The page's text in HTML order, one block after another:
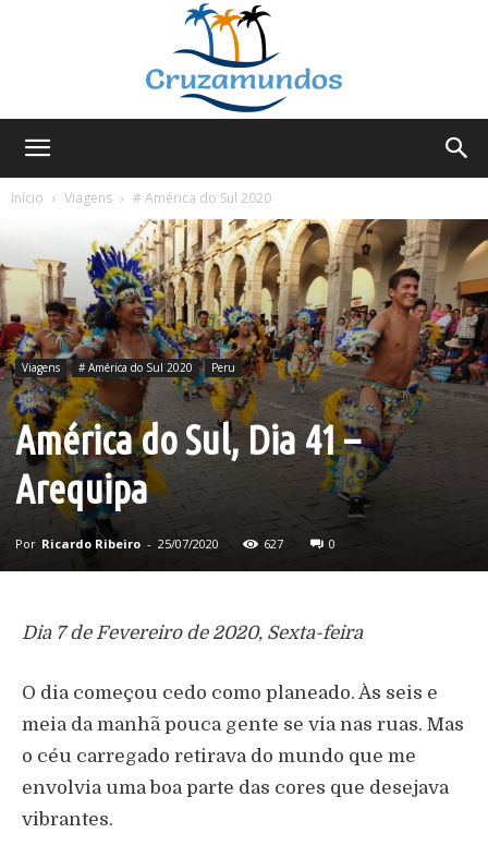
Início
Viagens # América do Sul 2020
Viagens # América do Sul 2020 Peru
América do Sul, Dia 41 –
Arequipa
Por Ricardo Ribeiro - 25/07/2020 627 0
Dia 7 de Fevereiro de 2020, Sexta-feira
O dia começou cedo como planeado. Às seis e
meia da manhã pouca gente se via nas ruas. Mas
o céu carregado retirava do mundo que me
envolvia uma boa parte das cores que desejava
vibrantes.